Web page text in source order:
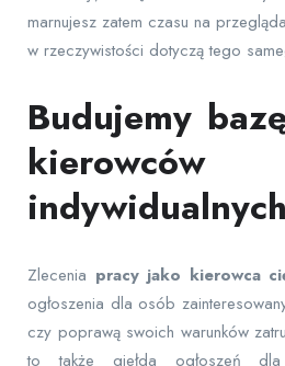
marnujesz zatem czasu na
w rzeczywistości dotyczą tego
Budujemy
kierowców
indywidualnych
Zlecenia pracy jako kierowca
ogłoszenia dla osób
czy poprawą swoich warunków
to także giełda ogłoszeń dla